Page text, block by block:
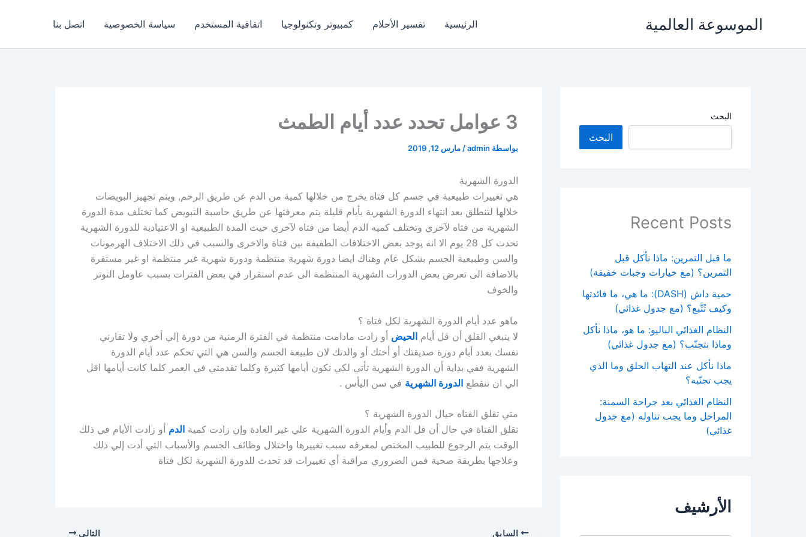
الموسوعة العالمية الرئيسية تفسير الأحلام كمبيوتر وتكنولوجيا اتفاقية المستخدم سياسة الخصوصية اتصل بنا
البحث
البحث
Recent Posts
ما قبل التمرين: ماذا نأكل قبل
التمرين؟ (مع خيارات وجبات خفيفة)
حمية داش (DASH): ما هي، ما فائدتها
وكيف تُتَّبع؟ (مع جدول غذائي)
النظام الغذائي الباليو: ما هو، ماذا نأكل
وماذا نتجنّب؟ (مع جدول غذائي)
ماذا نأكل عند التهاب الحلق وما الذي
يجب تجنّبه؟
النظام الغذائي بعد جراحة السمنة:
المراحل وما يجب تناوله (مع جدول
غذائي)
الأرشيف
3 عوامل تحدد عدد أيام الطمث
بواسطة admin
/ مارس 12, 2019
الدورة الشهرية
هي تغييرات طبيعية في جسم كل فتاة يخرج من خلالها كمية من الدم عن طريق الرحم, ويتم تجهيز البويضات
خلالها لتنطلق بعد انتهاء الدورة الشهرية بأيام قليلة يتم معرفتها عن طريق حاسبة التبويض كما تختلف مدة الدورة
الشهرية من فتاه لآخري وتختلف كميه الدم أيضا من فتاه لآخري حيث المدة الطبيعية او الاعتيادية للدورة الشهرية
تحدث كل 28 يوم الا انه يوجد بعض الاختلافات الطفيفة بين فتاة والاخرى والسبب في ذلك الاختلاف الهرمونات
والسن وطبيعية الجسم بشكل عام وهناك ايضا دورة شهرية منتظمة ودورة شهرية غير منتظمة او غير مستقرة
بالاضافة الى تعرض بعض الدورات الشهرية المنتظمة الى عدم استقرار في بعض الفترات بسبب عاومل التوتر
والخوف
ماهو عدد أيام الدورة الشهرية لكل فتاة ؟
لا ينبغي القلق أن قل أيام الحيض أو زادت مادامت منتظمة في الفترة الزمنية من دورة إلي أخري ولا تقارني
نفسك بعدد أيام دورة صديقتك أو أختك أو والدتك لان طبيعة الجسم والسن هي التي تحكم عدد أيام الدورة
الشهرية ففي بداية أن الدورة الشهرية تأتي لكي تكون أيامها كثيرة وكلما تقدمتي في العمر كلما كانت أيامها اقل
الي ان تنقطع الدورة الشهرية في سن اليأس .
متي تقلق الفتاه حيال الدورة الشهرية ؟
تقلق الفتاة في حال أن قل الدم وأيام الدورة الشهرية علي غير العادة وإن زادت كمية الدم أو زادت الأيام في ذلك
الوقت يتم الرجوع للطبيب المختص لمعرفه سبب تغييرها واختلال وظائف الجسم والأسباب التي أدت إلي ذلك
وعلاجها بطريقة صحية فمن الضروري مراقبة أي تغييرات قد تحدث للدورة الشهرية لكل فتاة
السابق التالي